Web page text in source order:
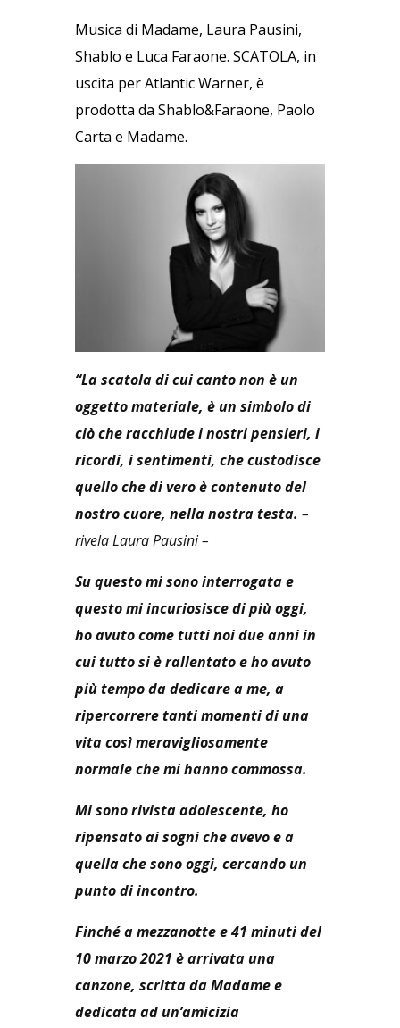
Musica di Madame, Laura Pausini,
Shablo e Luca Faraone. SCATOLA, in
uscita per Atlantic Warner, è
prodotta da Shablo&Faraone, Paolo
Carta e Madame.
“La scatola di cui canto non è un
oggetto materiale, è un simbolo di
ciò che racchiude i nostri pensieri, i
ricordi, i sentimenti, che custodisce
quello che di vero è contenuto del
nostro cuore, nella nostra testa. –
rivela Laura Pausini –
Su questo mi sono interrogata e
questo mi incuriosisce di più oggi,
ho avuto come tutti noi due anni in
cui tutto si è rallentato e ho avuto
più tempo da dedicare a me, a
ripercorrere tanti momenti di una
vita così meravigliosamente
normale che mi hanno commossa.
Mi sono rivista adolescente, ho
ripensato ai sogni che avevo e a
quella che sono oggi, cercando un
punto di incontro.
Finché a mezzanotte e 41 minuti del
10 marzo 2021 è arrivata una
canzone, scritta da Madame e
dedicata ad un’amicizia